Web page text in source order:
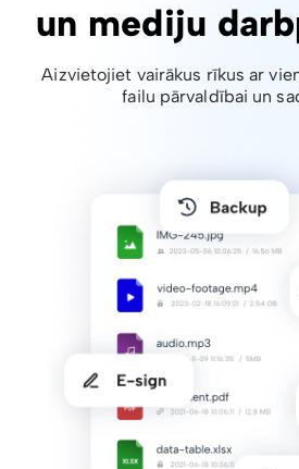
un mediju
Aizvietojiet vairākus rīkus ar
failu pārvaldībai un